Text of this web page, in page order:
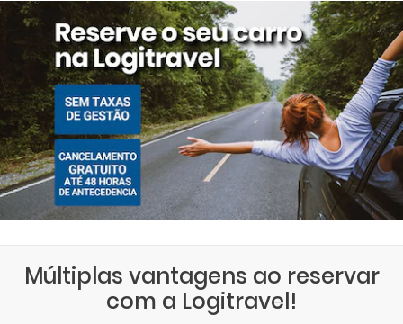
Múltiplas vantagens ao reservar
com a Logitravel!